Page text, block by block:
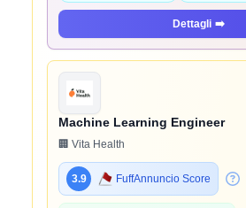
Dettagli ➡️
Machine Learning Engineer
🏢 Vita Health
3.9 FuffAnnuncio Score